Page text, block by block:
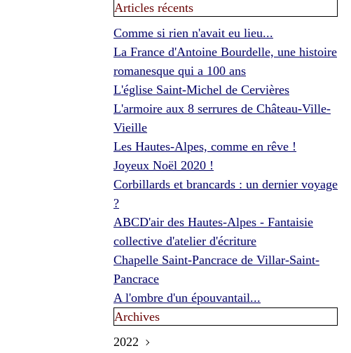
Articles récents
Comme si rien n'avait eu lieu...
La France d'Antoine Bourdelle, une histoire
romanesque qui a 100 ans
L'église Saint-Michel de Cervières
L'armoire aux 8 serrures de Château-Ville-
Vieille
Les Hautes-Alpes, comme en rêve !
Joyeux Noël 2020 !
Corbillards et brancards : un dernier voyage
?
ABCD'air des Hautes-Alpes - Fantaisie
collective d'atelier d'écriture
Chapelle Saint-Pancrace de Villar-Saint-
Pancrace
A l'ombre d'un épouvantail...
Archives
2022